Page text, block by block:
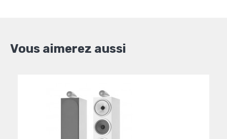
Vous aimerez aussi